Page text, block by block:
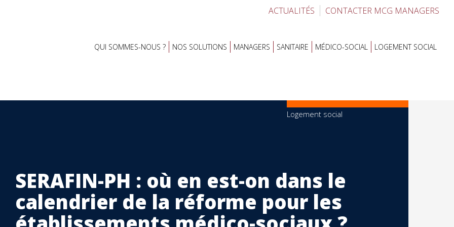
ACTUALITÉS CONTACTER MCG MANAGERS
QUI SOMMES-NOUS ? NOS SOLUTIONS MANAGERS SANITAIRE MÉDICO-SOCIAL LOGEMENT SOCIAL
Logement social
SERAFIN-PH : où en est-on dans le
calendrier de la réforme pour les